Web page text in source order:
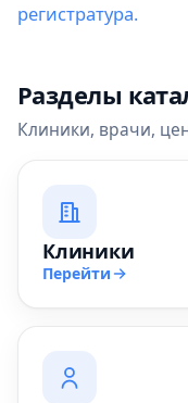
регистратура.
Разделы
Клиники, врачи,
Клиники
Перейти